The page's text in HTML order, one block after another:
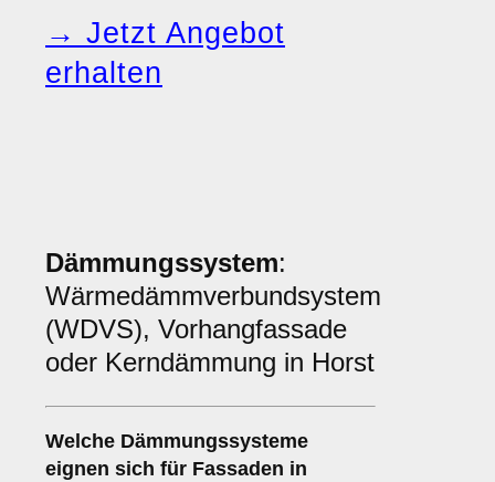
→ Jetzt Angebot
erhalten
Dämmungssystem:
Wärmedämmverbundsystem
(WDVS), Vorhangfassade
oder Kerndämmung in Horst
Welche Dämmungssysteme
eignen sich für Fassaden in